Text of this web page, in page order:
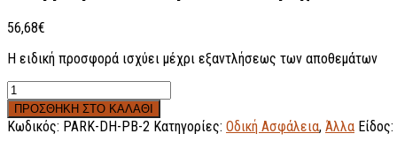
56,68€
Η ειδική προσφορά ισχύει μέχρι εξαντλήσεως των αποθεμάτων
ΠΡΟΣΘΗΚΗ ΣΤΟ ΚΑΛΑΘΙ
Κωδικός: PARK-DH-PB-2 Κατηγορίες: Οδική Ασφάλεια, Άλλα Είδος: